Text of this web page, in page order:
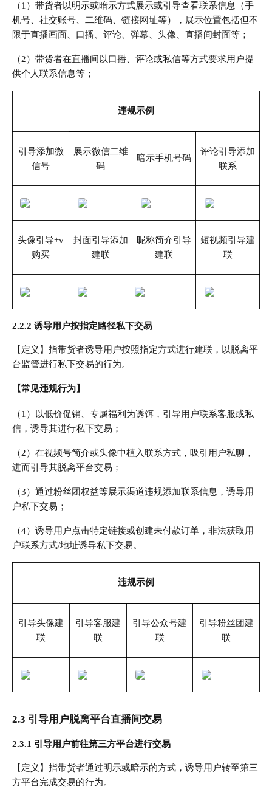
（1）带货者以明示或暗示方式展示或引导查看联系信息（手
机号、社交账号、二维码、链接网址等），展示位置包括但不
限于直播画面、口播、评论、弹幕、头像、直播间封面等；
（2）带货者在直播间以口播、评论或私信等方式要求用户提
供个人联系信息等；
违规示例
引导添加微
信号
展示微信二维
码
暗示手机号码
评论引导添加
联系
头像引导+v
购买
封面引导添加
建联
昵称简介引导
建联
短视频引导建
联
2.2.2 诱导用户按指定路径私下交易
【定义】指带货者诱导用户按照指定方式进行建联，以脱离平
台监管进行私下交易的行为。
【常见违规行为】
（1）以低价促销、专属福利为诱饵，引导用户联系客服或私
信，诱导其进行私下交易；
（2）在视频号简介或头像中植入联系方式，吸引用户私聊，
进而引导其脱离平台交易；
（3）通过粉丝团权益等展示渠道违规添加联系信息，诱导用
户私下交易；
（4）诱导用户点击特定链接或创建未付款订单，非法获取用
户联系方式/地址诱导私下交易。
违规示例
引导头像建
联
引导客服建
联
引导公众号建
联
引导粉丝团建
联
2.3 引导用户脱离平台直播间交易
2.3.1 引导用户前往第三方平台进行交易
【定义】指带货者通过明示或暗示的方式，诱导用户转至第三
方平台完成交易的行为。